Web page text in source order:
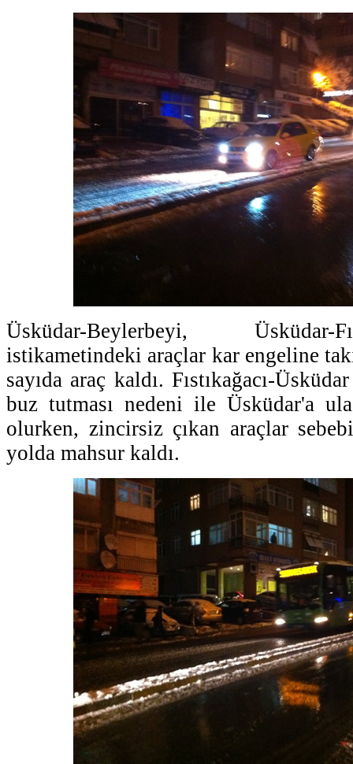
Üsküdar-Beylerbeyi, Üsküdar-
istikametindeki araçlar kar engeline
sayıda araç kaldı. Fıstıkağacı-
buz tutması nedeni ile Üsküdar'a
olurken, zincirsiz çıkan araçlar
yolda mahsur kaldı.